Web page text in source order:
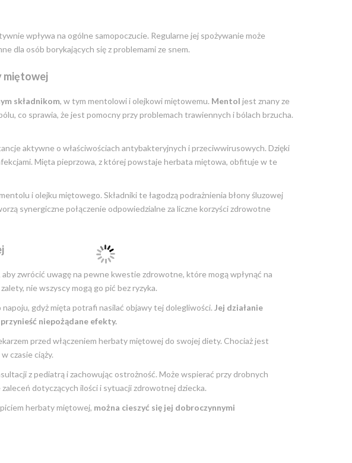
wpływa na ogólne samopoczucie. Regularne jej spożywanie może
dla osób borykających się z problemami ze snem.
miętowej
składnikom, w tym mentolowi i olejkowi miętowemu. Mentol jest znany ze
co sprawia, że jest pomocny przy problemach trawiennych i bólach brzucha.
aktywne o właściwościach antybakteryjnych i przeciwwirusowych. Dzięki
Mięta pieprzowa, z której powstaje herbata miętowa, obfituje w te
i olejku miętowego. Składniki te łagodzą podrażnienia błony śluzowej
synergiczne połączenie odpowiedzialne za liczne korzyści zdrowotne
zwrócić uwagę na pewne kwestie zdrowotne, które mogą wpłynąć na
nie wszyscy mogą go pić bez ryzyka.
gdyż mięta potrafi nasilać objawy tej dolegliwości. Jej działanie
niepożądane efekty.
przed włączeniem herbaty miętowej do swojej diety. Chociaż jest
czasie ciąży.
z pediatrą i zachowując ostrożność. Może wspierać przy drobnych
dotyczących ilości i sytuacji zdrowotnej dziecka.
herbaty miętowej, można cieszyć się jej dobroczynnymi